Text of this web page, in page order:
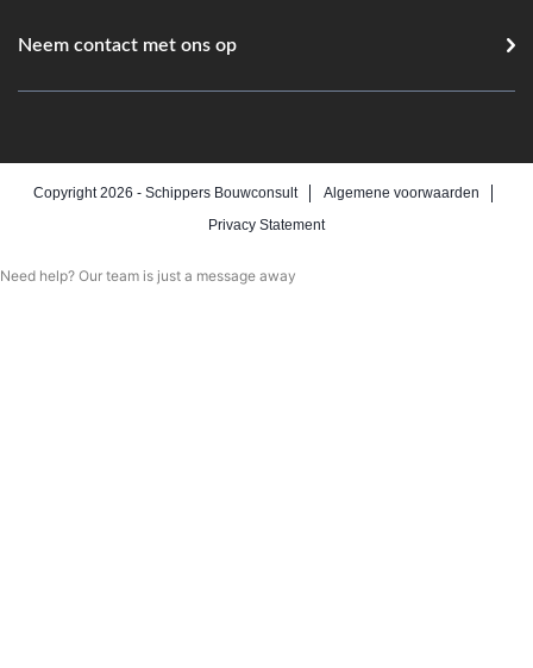
Neem contact met ons op
Copyright 2026 - Schippers Bouwconsult
Algemene voorwaarden
Privacy Statement
Need help? Our team is just a message away